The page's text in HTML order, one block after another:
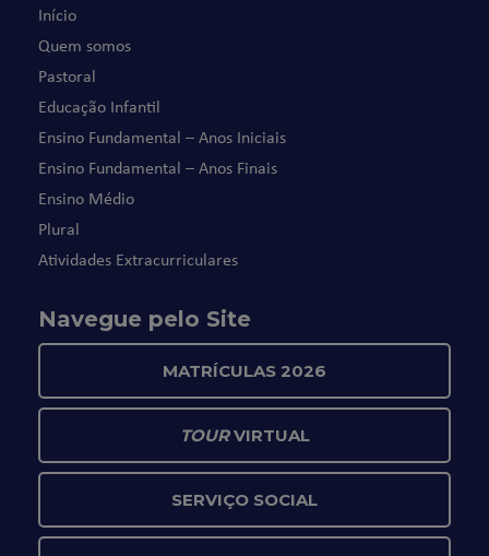
Início
Quem somos
Pastoral
Educação Infantil
Ensino Fundamental – Anos Iniciais
Ensino Fundamental – Anos Finais
Ensino Médio
Plural
Atividades Extracurriculares
Navegue pelo Site
MATRÍCULAS 2026
TOURVIRTUAL
SERVIÇO SOCIAL